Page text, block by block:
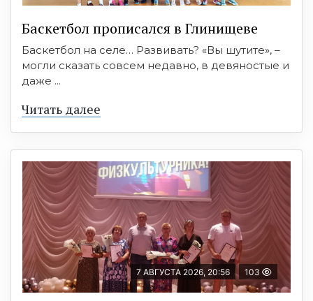
Баскетбол прописался в Глинищеве
Баскетбол на селе… Развивать? «Вы шутите», –
могли сказать совсем недавно, в девяностые и
даже ...
Читать далее
7 АВГУСТА 2026, 20:56 103